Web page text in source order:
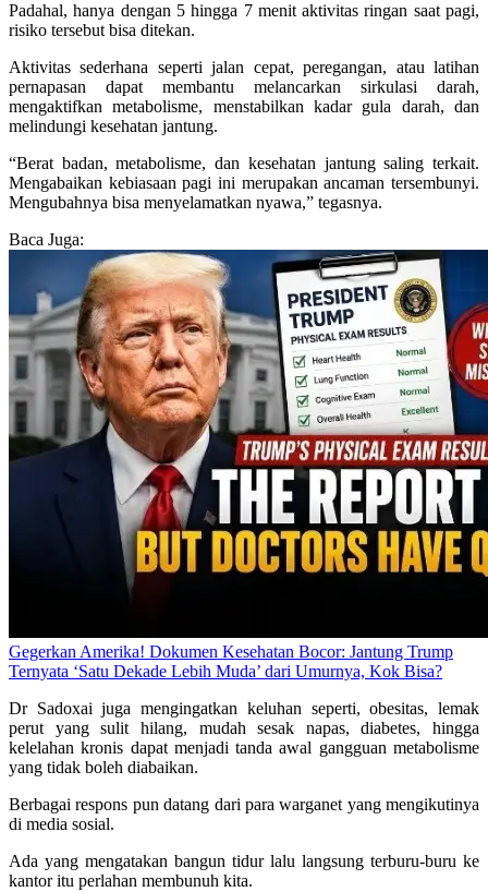
Padahal, hanya dengan 5 hingga 7 menit aktivitas ringan saat pagi,
risiko tersebut bisa ditekan.
Aktivitas sederhana seperti jalan cepat, peregangan, atau latihan
pernapasan dapat membantu melancarkan sirkulasi darah,
mengaktifkan metabolisme, menstabilkan kadar gula darah, dan
melindungi kesehatan jantung.
“Berat badan, metabolisme, dan kesehatan jantung saling terkait.
Mengabaikan kebiasaan pagi ini merupakan ancaman tersembunyi.
Mengubahnya bisa menyelamatkan nyawa,” tegasnya.
Baca Juga:
Gegerkan Amerika! Dokumen Kesehatan Bocor: Jantung Trump
Ternyata ‘Satu Dekade Lebih Muda’ dari Umurnya, Kok Bisa?
Dr Sadoxai juga mengingatkan keluhan seperti, obesitas, lemak
perut yang sulit hilang, mudah sesak napas, diabetes, hingga
kelelahan kronis dapat menjadi tanda awal gangguan metabolisme
yang tidak boleh diabaikan.
Berbagai respons pun datang dari para warganet yang mengikutinya
di media sosial.
Ada yang mengatakan bangun tidur lalu langsung terburu-buru ke
kantor itu perlahan membunuh kita.